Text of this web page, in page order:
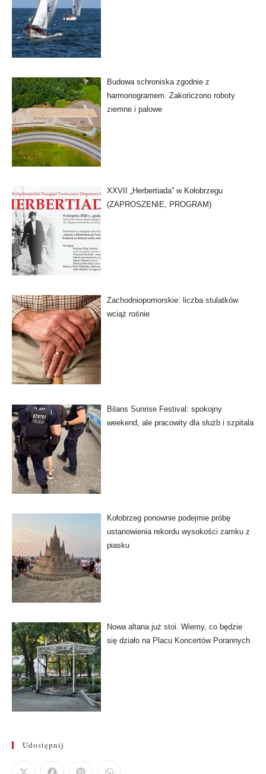
Budowa schroniska zgodnie z
harmonogramem. Zakończono roboty
ziemne i palowe
XXVII „Herbertiada” w Kołobrzegu
(ZAPROSZENIE, PROGRAM)
Zachodniopomorskie: liczba stulatków
wciąż rośnie
Bilans Sunrise Festival: spokojny
weekend, ale pracowity dla służb i szpitala
Kołobrzeg ponownie podejmie próbę
ustanowienia rekordu wysokości zamku z
piasku
Nowa altana już stoi. Wiemy, co będzie
się działo na Placu Koncertów Porannych
Udostępnij